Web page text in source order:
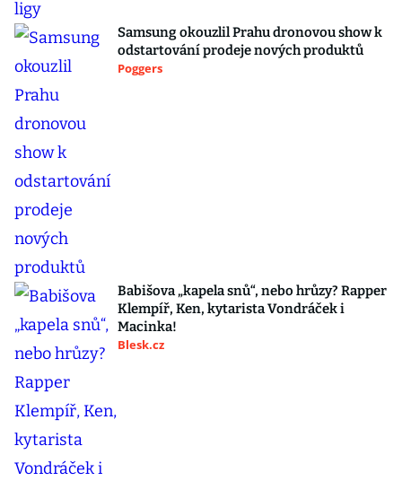
Samsung okouzlil Prahu dronovou show k
odstartování prodeje nových produktů
Poggers
Babišova „kapela snů“, nebo hrůzy? Rapper
Klempíř, Ken, kytarista Vondráček i
Macinka!
Blesk.cz